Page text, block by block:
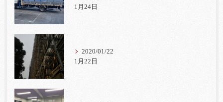
1月24日
2020/01/22
1月22日